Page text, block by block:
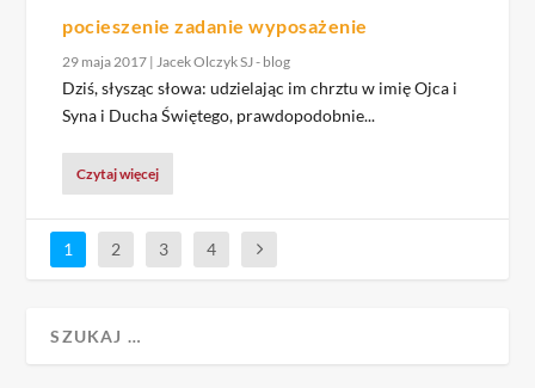
pocieszenie zadanie wyposażenie
29 maja 2017 |Jacek Olczyk SJ - blog
Dziś, słysząc słowa: udzielając im chrztu w imię Ojca i
Syna i Ducha Świętego, prawdopodobnie...
Czytaj więcej
1 2 3 4